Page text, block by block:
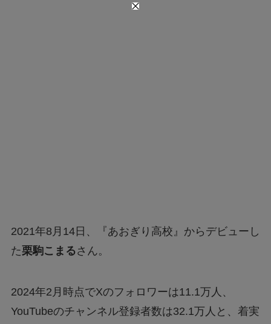
2021年8月14日、『あおぎり高校』からデビューし
た栗駒こまるさん。
2024年2月時点でXのフォロワーは11.1万人、
YouTubeのチャンネル登録者数は32.1万人と、着実